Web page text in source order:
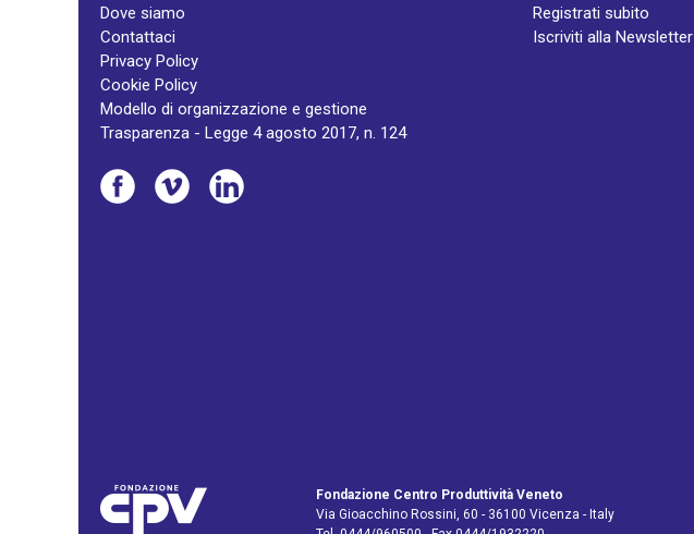
Dove siamo
Contattaci
Privacy Policy
Cookie Policy
Modello di organizzazione e gestione
Trasparenza - Legge 4 agosto 2017, n. 124
Registrati subito
Iscriviti alla Newsletter
Fondazione Centro Produttività Veneto
Via Gioacchino Rossini, 60 - 36100 Vicenza - Italy